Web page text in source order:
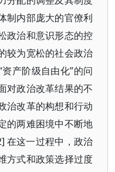
制内部庞大的官僚利
政治和意识形态的控
较为宽松的社会政治
产阶级自由化”的问
对政治改革结果的不
治改革的构想和行动
的两难困境中不断地
在这一过程中，政治
方式和政策选择过度